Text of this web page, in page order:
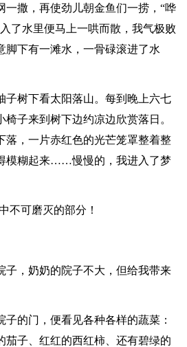
一撒，再使劲儿朝金鱼们一捞，“哗
了水里便马上一哄而散，我气极败
脚下有一滩水，一骨碌滚进了水
子树下看太阳落山。每到晚上六七
子来到树下边约凉边欣赏落日。
落，一片赤红色的光芒笼罩整着整
模糊起来……慢慢的，我进入了梦
可磨灭的部分！
子，奶奶的院子不大，但给我带来
子的门，便看见各种各样的蔬菜：
茄子、红红的西红柿、还有碧绿的